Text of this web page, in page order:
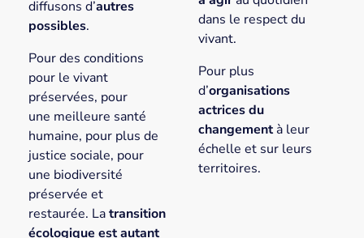
diffusons d’autres
possibles.
Pour des conditions
pour le vivant
préservées, pour
une meilleure santé
humaine, pour plus de
justice sociale, pour
une biodiversité
préservée et
restaurée. Latransition
écologique est autant
dans le respect du
vivant.
Pour plus
d’organisations
actrices du
changementà leur
échelle et sur leurs
territoires.